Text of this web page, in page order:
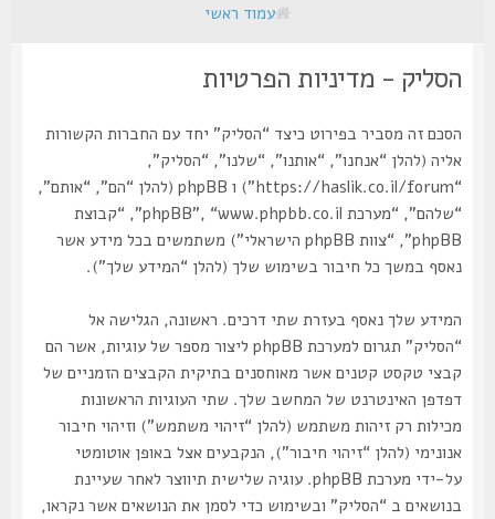
עמוד ראשי
הסליק - מדיניות הפרטיות
הסכם זה מסביר בפירוט כיצד “הסליק” יחד עם החברות הקשורות
אליה (להלן “אנחנו”, “אותנו”, “שלנו”, “הסליק”,
“https://haslik.co.il/forum”) ו phpBB (להלן “הם”, “אותם”,
“שלהם”, “מערכת phpBB”, “www.phpbb.co.il”, “קבוצת
phpBB”, “צוות phpBB הישראלי”) משתמשים בכל מידע אשר
נאסף במשך כל חיבור בשימוש שלך (להלן “המידע שלך”).
המידע שלך נאסף בעזרת שתי דרכים. ראשונה, הגלישה אל
“הסליק” תגרום למערכת phpBB ליצור מספר של עוגיות, אשר הם
קבצי טקסט קטנים אשר מאוחסנים בתיקית הקבצים הזמניים של
דפדפן האינטרנט של המחשב שלך. שתי העוגיות הראשונות
מכילות רק זיהות משתמש (להלן “זיהוי משתמש”) וזיהוי חיבור
אנונימי (להלן “זיהוי חיבור”), הנקבעים אצל באופן אוטומטי
על-ידי מערכת phpBB. עוגיה שלישית תיווצר לאחר שעיינת
בנושאים ב “הסליק” ובשימוש כדי לסמן את הנושאים אשר נקראו,